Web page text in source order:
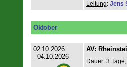
Leitung: Jens
Oktober
02.10.2026
- 04.10.2026
AV:
Dauer: 3